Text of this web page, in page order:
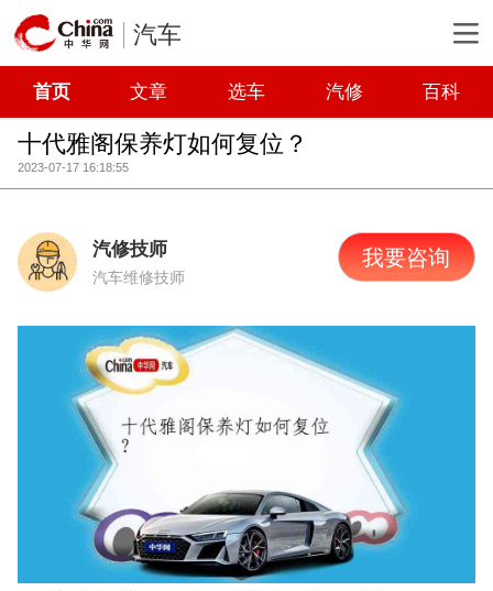
汽车
首页 文章 选车 汽修 百科
十代雅阁保养灯如何复位？
2023-07-17 16:18:55
汽修技师
汽车维修技师
我要咨询